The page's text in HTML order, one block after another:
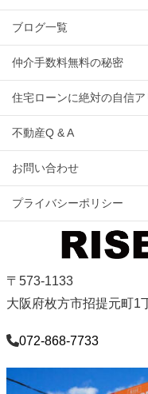
ブログ一覧
仲介手数料無料の秘密
住宅ローンに絶対の自信ア
不動産Q & A
お問い合わせ
プライバシーポリシー
〒573-1133
大阪府枚方市招提元町1
072-868-7733